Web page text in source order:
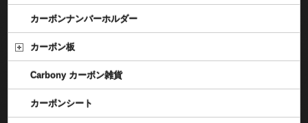
カーボンナンバーホルダー
カーボン板
Carbony カーボン雑貨
カーボンシート